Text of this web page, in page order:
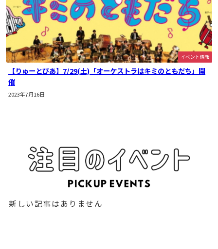
イベント情報
【りゅーとぴあ】7/29(土)「オーケストラはキミのともだち」開
催
2023年7月16日
新しい記事はありません